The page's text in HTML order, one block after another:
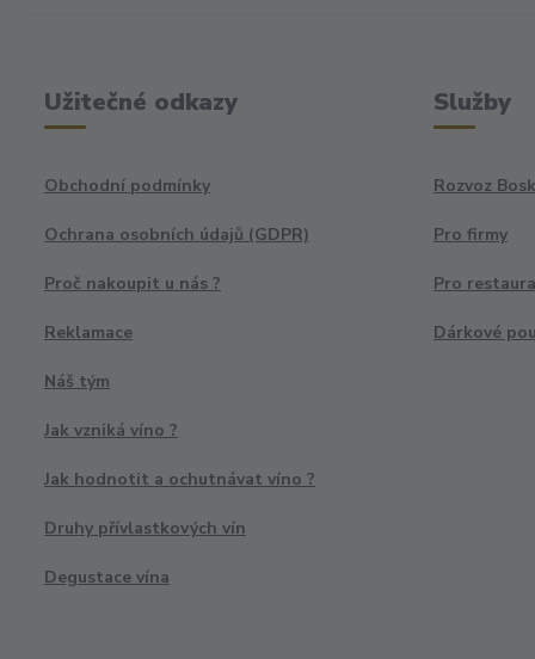
Užitečné odkazy
Obchodní podmínky
Ochrana osobních údajů (GDPR)
Proč nakoupit u nás ?
Reklamace
Náš tým
Jak vzniká víno ?
Jak hodnotit a ochutnávat víno ?
Druhy přívlastkových vín
Degustace vína
Služby
Rozvoz
Pro firmy
Pro
Dárkové